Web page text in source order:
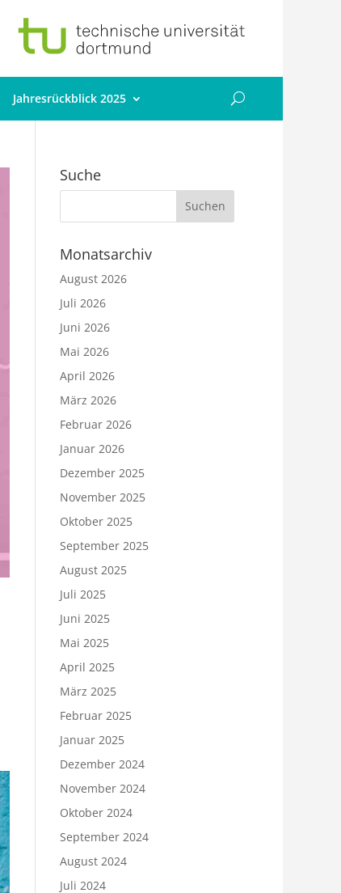
Jahresrückblick 2025
Suche
Monatsarchiv
August 2026
Juli 2026
Juni 2026
Mai 2026
April 2026
März 2026
Februar 2026
Januar 2026
Dezember 2025
November 2025
Oktober 2025
September 2025
August 2025
Juli 2025
Juni 2025
Mai 2025
April 2025
März 2025
Februar 2025
Januar 2025
Dezember 2024
November 2024
Oktober 2024
September 2024
August 2024
Juli 2024